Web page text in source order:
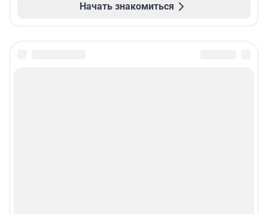
Начать знакомиться